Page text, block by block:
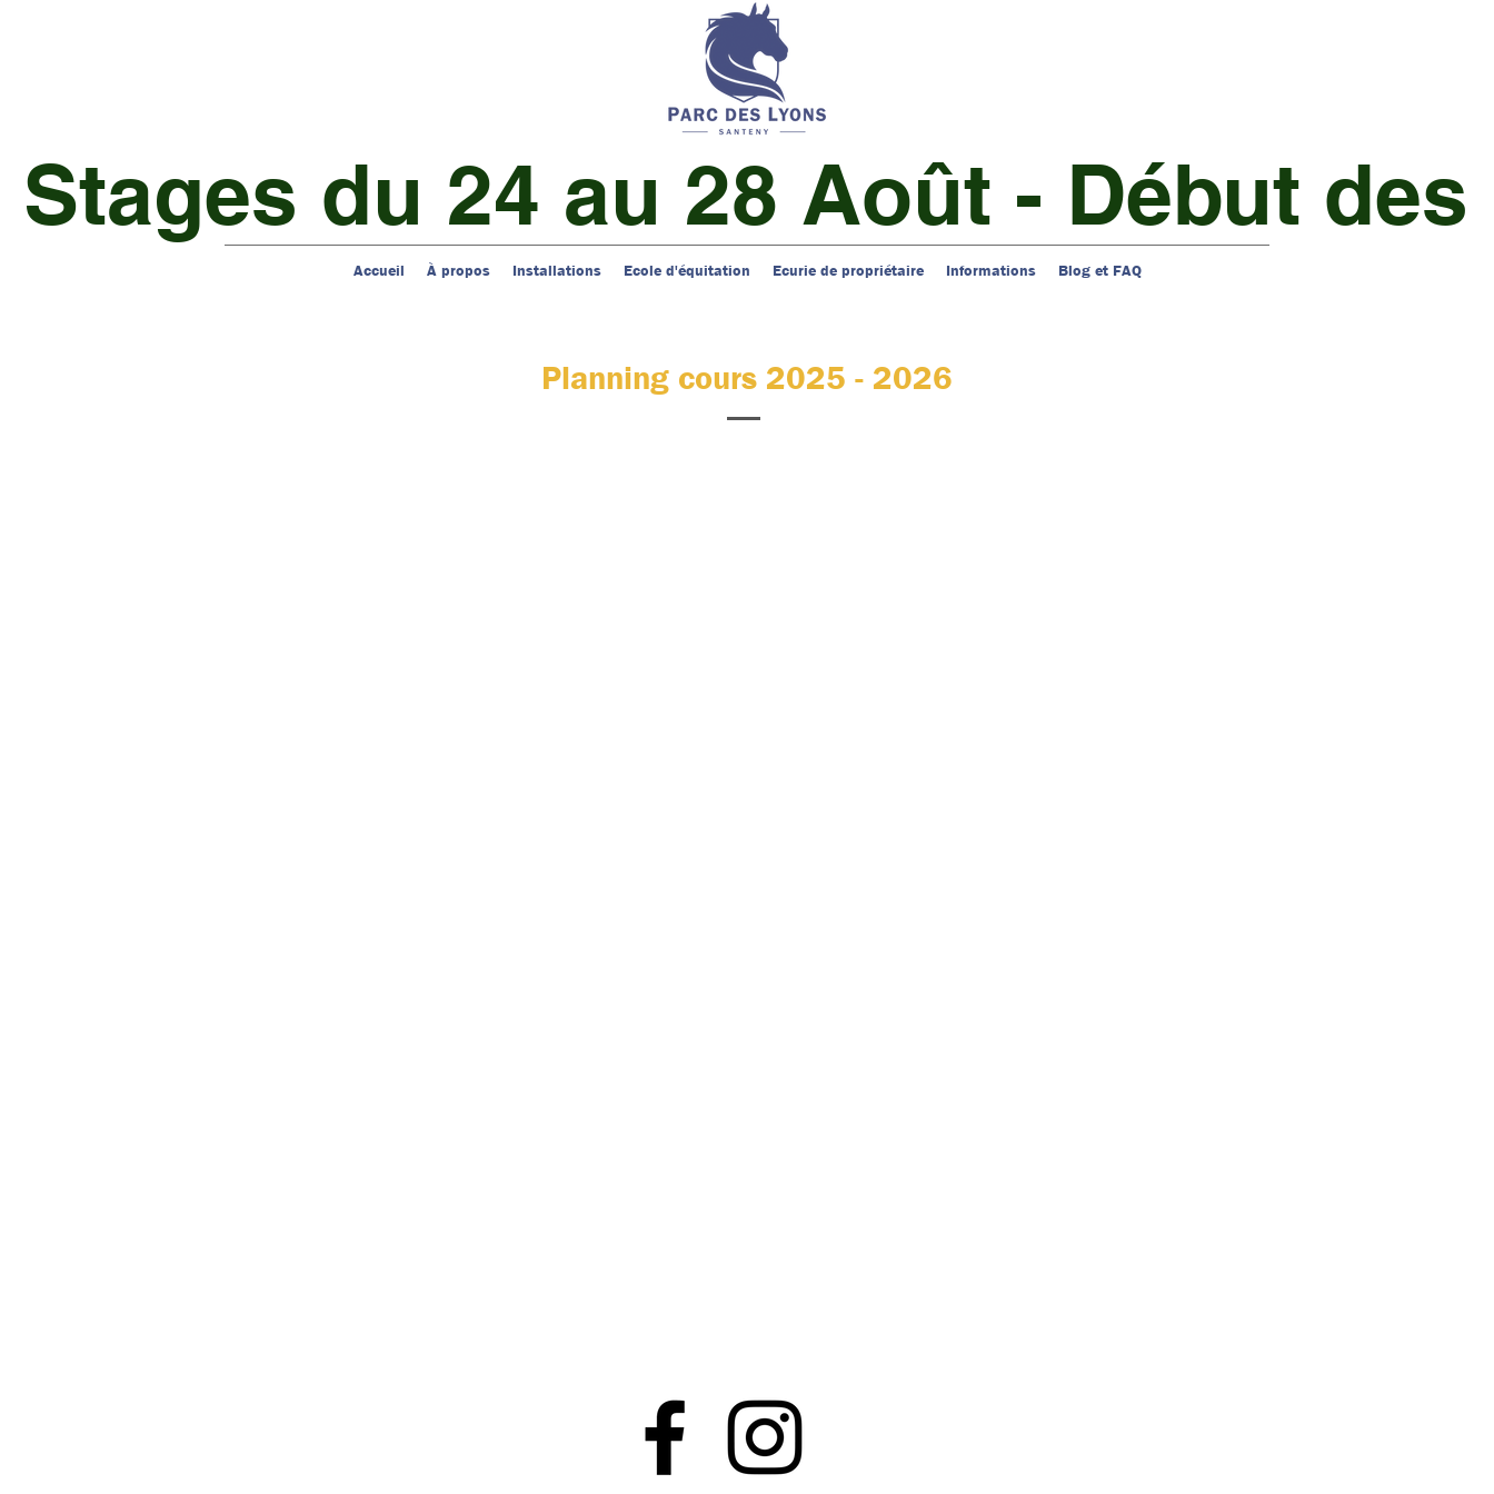
Stages du 24 au 28 Août - Début
Accueil À propos Installations Ecole d'équitation Ecurie de propriétaire Informations Blog et FAQ
Planning cours 2025 - 2026